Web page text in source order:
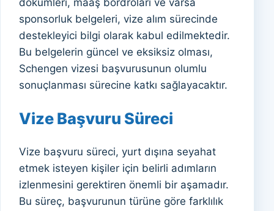
sponsorluk belgeleri, vize alım sürecinde
destekleyici bilgi olarak kabul edilmektedir.
Bu belgelerin güncel ve eksiksiz olması,
Schengen vizesi başvurusunun olumlu
sonuçlanması sürecine katkı sağlayacaktır.
Vize Başvuru Süreci
Vize başvuru süreci, yurt dışına seyahat
etmek isteyen kişiler için belirli adımların
izlenmesini gerektiren önemli bir aşamadır.
Bu süreç, başvurunun türüne göre farklılık